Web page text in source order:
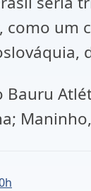
como